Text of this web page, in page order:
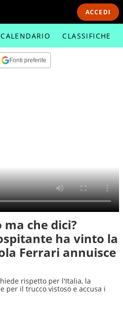
ACCEDI
CALENDARIO CLASSIFICHE
Fonti preferite
che dici?
ha vinto la
Ferrari annuisce
rispetto per l'Italia, la
per il trucco vistoso e accusa i